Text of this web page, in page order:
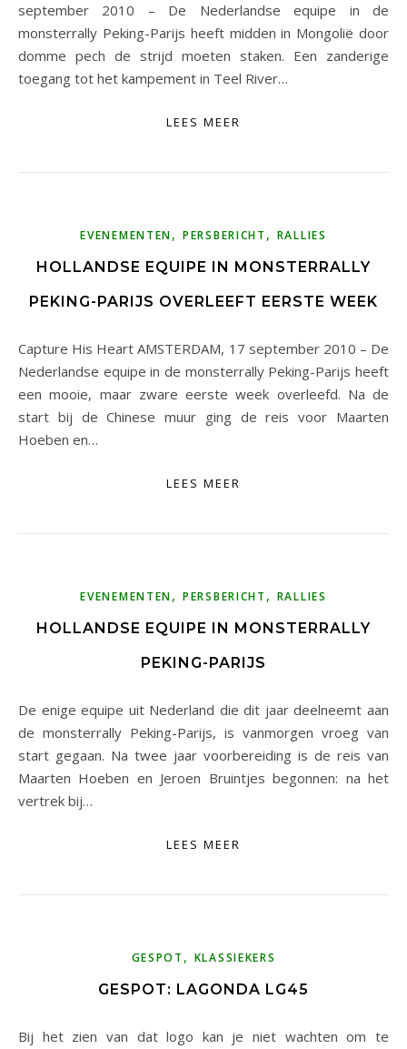
september 2010 – De Nederlandse equipe in de
monsterrally Peking-Parijs heeft midden in Mongolië door
domme pech de strijd moeten staken. Een zanderige
toegang tot het kampement in Teel River…
LEES MEER
EVENEMENTEN,PERSBERICHT , RALLIES
HOLLANDSE EQUIPE IN MONSTERRALLY
PEKING-PARIJS OVERLEEFT EERSTE WEEK
Capture His Heart AMSTERDAM, 17 september 2010 – De
Nederlandse equipe in de monsterrally Peking-Parijs heeft
een mooie, maar zware eerste week overleefd. Na de
start bij de Chinese muur ging de reis voor Maarten
Hoeben en…
LEES MEER
EVENEMENTEN,PERSBERICHT , RALLIES
HOLLANDSE EQUIPE IN MONSTERRALLY
PEKING-PARIJS
De enige equipe uit Nederland die dit jaar deelneemt aan
de monsterrally Peking-Parijs, is vanmorgen vroeg van
start gegaan. Na twee jaar voorbereiding is de reis van
Maarten Hoeben en Jeroen Bruintjes begonnen: na het
vertrek bij…
LEES MEER
GESPOT , KLASSIEKERS
GESPOT: LAGONDA LG45
Bij het zien van dat logo kan je niet wachten om te